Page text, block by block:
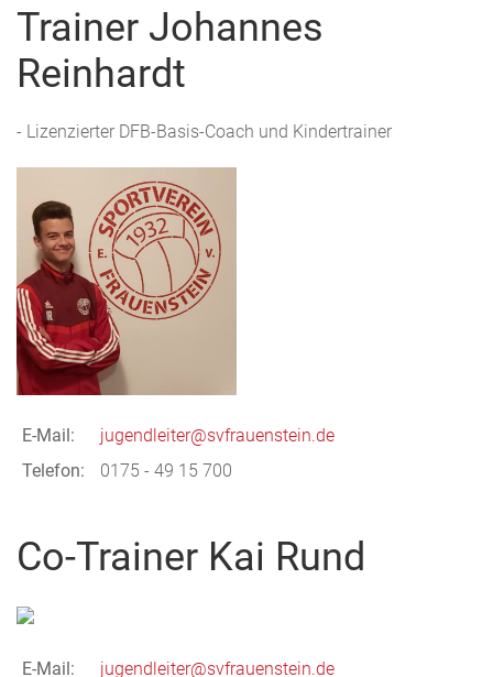
Trainer Johannes
Reinhardt
- Lizenzierter DFB-Basis-Coach und Kindertrainer
E-Mail:
jugendleiter@svfrauenstein.de
Telefon:
0175 - 49 15 700
Co-Trainer Kai Rund
E-Mail:
jugendleiter@svfrauenstein.de